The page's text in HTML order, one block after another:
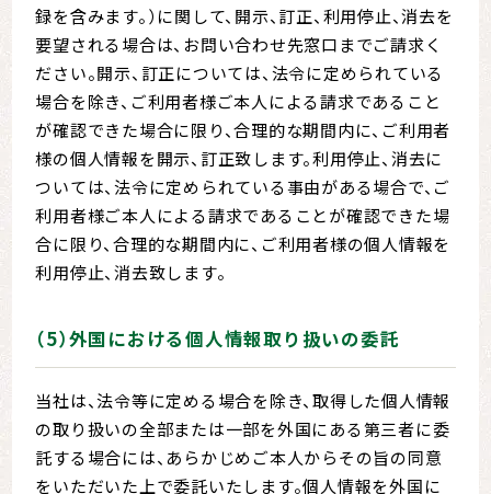
録を含みます。）に関して、開示、訂正、利用停止、消去を
要望される場合は、お問い合わせ先窓口までご請求く
ださい。開示、訂正については、法令に定められている
場合を除き、ご利用者様ご本人による請求であること
が確認できた場合に限り、合理的な期間内に、ご利用者
様の個人情報を開示、訂正致します。利用停止、消去に
ついては、法令に定められている事由がある場合で、ご
利用者様ご本人による請求であることが確認できた場
合に限り、合理的な期間内に、ご利用者様の個人情報を
利用停止、消去致します。
（5）外国における個人情報取り扱いの委託
当社は、法令等に定める場合を除き、取得した個人情報
の取り扱いの全部または一部を外国にある第三者に委
託する場合には、あらかじめご本人からその旨の同意
をいただいた上で委託いたします。個人情報を外国に